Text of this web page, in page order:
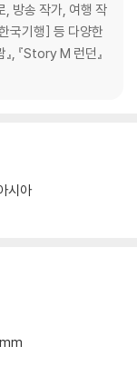
, 방송 작가, 여행 작
국기행] 등 다양한
, 『Story M 런던』
시아